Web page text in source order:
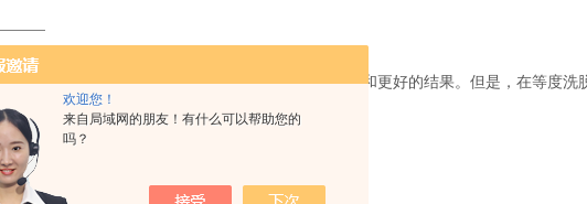
欢迎您！
来自局域网的朋友！有什么可以帮助您的
吗？
脱中，较低的吸光度意味着能获得更好的检测精度和更好的结果。但是，在等度洗
些在高于200nm波长处吸光度低的物质。